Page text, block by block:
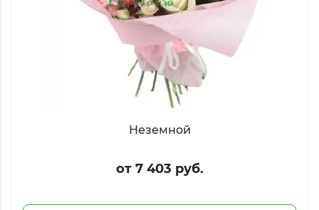
Неземной
от 7 403 руб.